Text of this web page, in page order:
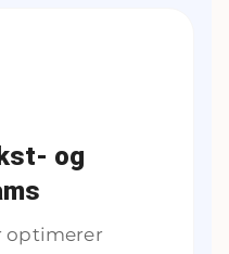
og
optimerer